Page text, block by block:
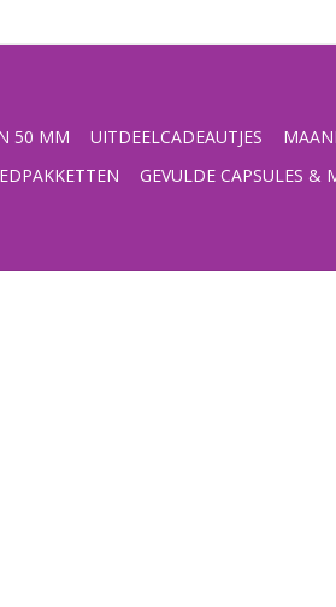
50 MM UITDEELCADEAUTJES
GEVULDE CAPSULES &